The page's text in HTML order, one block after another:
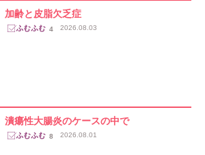
加齢と皮脂欠乏症
4 2026.08.03
潰瘍性大腸炎のケースの中で
8 2026.08.01